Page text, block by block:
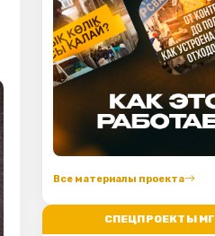
Все материалы проекта
СПЕЦПРОЕКТЫ МГ